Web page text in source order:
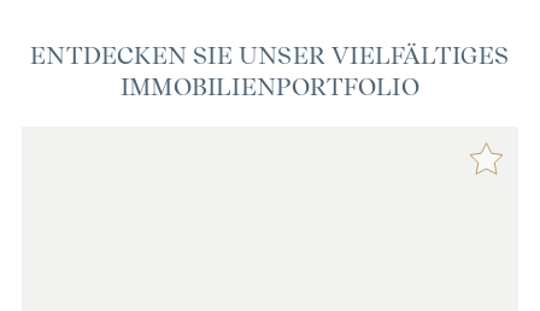
ENTDECKEN SIE UNSER VIELFÄLTIGES
IMMOBILIENPORTFOLIO